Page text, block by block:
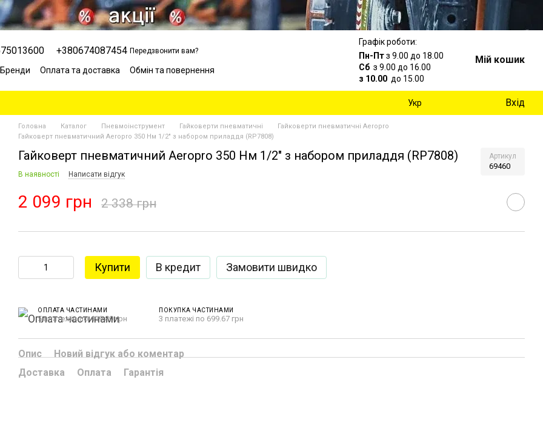
+380674087454 Передзвонити вам?
Бренди Оплата та доставка
Обмін та повернення
Графік роботи:
Пн-Птз 9.00 до 18.00
Сб з 9.00 до 16.00
з 10.00 до 15.00
Мій кошик
Укр Вхід
Головна Каталог Пневмоінструмент Гайковерти пневматичні
Гайковерти пневматичні Aeropro
Гайковерт пневматичний Aeropro 350 Нм 1/2" з набором приладдя (RP7808)
Гайковерт пневматичний Aeropro 350 Нм 1/2" з набором приладдя (RP7808) Артикул
69460
В наявності Написати відгук
2 099 грн 2 338 грн
Купити В кредит Замовити швидко
ОПЛАТА ЧАСТИНАМИ
5 платежів по 419.80 грн
ПОКУПКА ЧАСТИНАМИ
3 платежі по 699.67 грн
Опис
Новий відгук або коментар
Доставка
Оплата Гарантія